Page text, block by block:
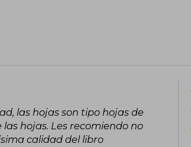
por una escuela de negocios
Además de su labor como autor,
través de su blog personal, donde
recursos valiosos para desarrollar
profesional y adoptar una mentalidad
Su estilo claro, directo y basado en la
las hojas son tipo hojas de
hojas. Les recomiendo no
calidad del libro